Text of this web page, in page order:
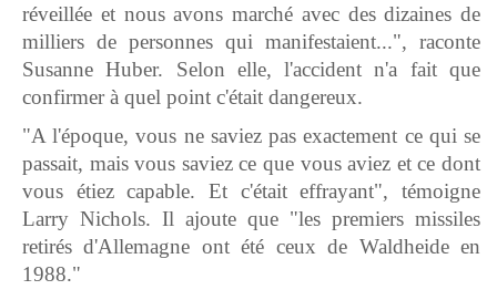
réveillée et nous avons marché avec des dizaines de
milliers de personnes qui manifestaient...", raconte
Susanne Huber. Selon elle, l'accident n'a fait que
confirmer à quel point c'était dangereux.
"A l'époque, vous ne saviez pas exactement ce qui se
passait, mais vous saviez ce que vous aviez et ce dont
vous étiez capable. Et c'était effrayant", témoigne
Larry Nichols. Il ajoute que "les premiers missiles
retirés d'Allemagne ont été ceux de Waldheide en
1988."